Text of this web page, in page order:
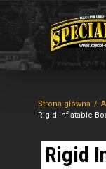
Strona główna
Rigid Inflatable
Rigid